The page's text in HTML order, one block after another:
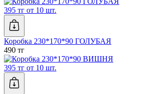
395 тг от 10 шт.
Коробка 230*170*90 ГОЛУБАЯ
490 тг
395 тг от 10 шт.